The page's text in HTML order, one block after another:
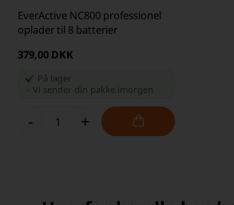
EverActive NC800 professionel
oplader til 8 batterier
379,00 DKK
På lager
-Vi sender din pakke imorgen
- +